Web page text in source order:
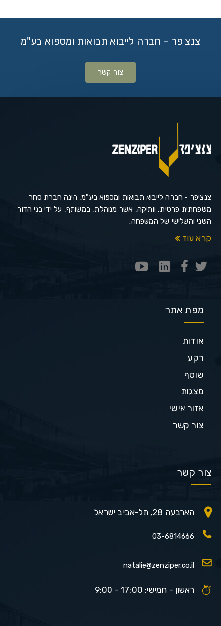
צנציפר - חברה לייבוא תבואות ומספוא בע"מ
צור קשר
צנציפר - חברה לייבוא תבואות ומספוא בע"מ, הינה חברת סחר
משפחתית פרטית, וותיקה, אשר מנוהלת, במשותף, על ידי בני הדור
השני והשלישי של המשפחה.
קרא עוד
מפת אתר
אודות
רקע
שוטף
מצגות
אזור אישי
צור קשר
צור קשר
הארבעה 28, תל-אביב ישראל
03-6814666
natalie@zenziper.co.il
ראשון - חמישי: 17:00 - 9:00